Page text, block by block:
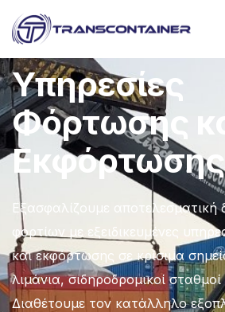
Υπηρεσίες
Φόρτωσης
Εκφόρτωσης
Εξασφαλίζουμε αποτελεσματική
φορτίων με εξειδικευμένες
και εκφόρτωσης σε κρίσιμα
λιμάνια, σιδηροδρομικοί σταθμοί
Διαθέτουμε τον κατάλληλο